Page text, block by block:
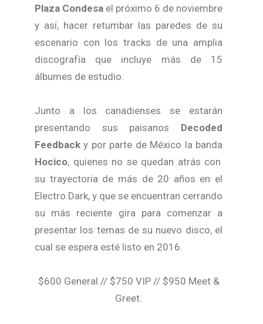
Plaza Condesa el próximo 6 de noviembre
y así, hacer retumbar las paredes de su
escenario con los tracks de una amplia
discografía que incluye más de 15
álbumes de estudio.
Junto a los canadienses se estarán
presentando sus paisanos Decoded
Feedback y por parte de México la banda
Hocico, quienes no se quedan atrás con
su trayectoria de más de 20 años en el
Electro Dark, y que se encuentran cerrando
su más reciente gira para comenzar a
presentar los temas de su nuevo disco, el
cual se espera esté listo en 2016.
$600 General // $750 VIP // $950 Meet &
Greet.